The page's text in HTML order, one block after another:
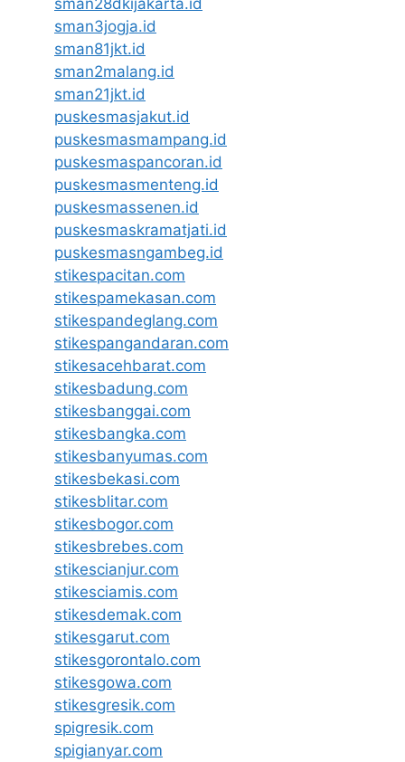
sman3jogja.id
sman81jkt.id
sman2malang.id
sman21jkt.id
puskesmasjakut.id
puskesmasmampang.id
puskesmaspancoran.id
puskesmasmenteng.id
puskesmassenen.id
puskesmaskramatjati.id
puskesmasngambeg.id
stikespacitan.com
stikespamekasan.com
stikespandeglang.com
stikespangandaran.com
stikesacehbarat.com
stikesbadung.com
stikesbanggai.com
stikesbangka.com
stikesbanyumas.com
stikesbekasi.com
stikesblitar.com
stikesbogor.com
stikesbrebes.com
stikescianjur.com
stikesciamis.com
stikesdemak.com
stikesgarut.com
stikesgorontalo.com
stikesgowa.com
stikesgresik.com
spigresik.com
spigianyar.com